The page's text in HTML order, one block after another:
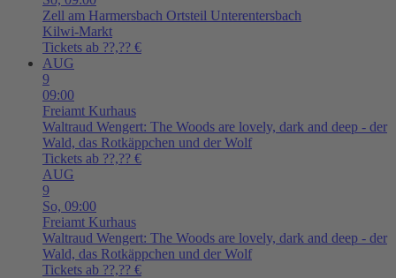
Zell am Harmersbach Ortsteil Unterentersbach
Kilwi-Markt
Tickets ab ??,?? €
AUG
9
09:00
Freiamt Kurhaus
Waltraud Wengert: The Woods are lovely, dark and deep - der
Wald, das Rotkäppchen und der Wolf
Tickets ab ??,?? €
AUG
9
So, 09:00
Freiamt Kurhaus
Waltraud Wengert: The Woods are lovely, dark and deep - der
Wald, das Rotkäppchen und der Wolf
Tickets ab ??,?? €